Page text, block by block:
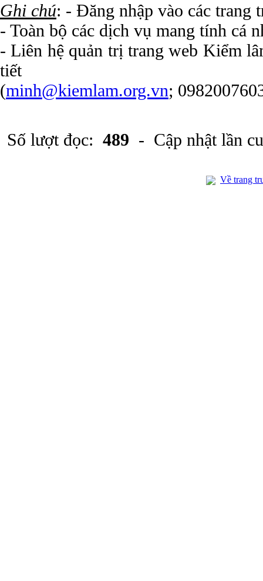
Ghi chú: - Đăng nhập vào các
- Toàn bộ các dịch vụ mang tính cá
- Liên hệ quản trị trang web Kiểm
tiết
(minh@kiemlam.org.vn;
Số lượt đọc: 489 - Cập nhật lần
Về trang